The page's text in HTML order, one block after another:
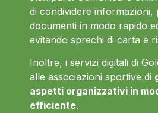
di condividere informazioni,
documenti in modo rapido
evitando sprechi di carta e
Inoltre, i servizi digitali di
alle associazioni sportive di
aspetti organizzativi in
efficiente.